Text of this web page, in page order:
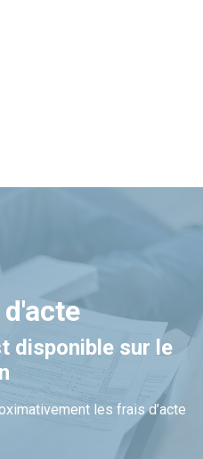
disponible sur le
les frais d’acte